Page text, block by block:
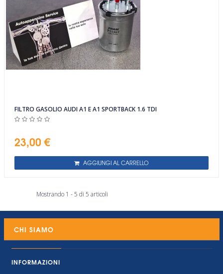
FILTRO GASOLIO AUDI A1 E A1 SPORTBACK 1.6 TDI
23,00 €
AGGIUNGI AL CARRELLO
Mostrando 1 - 5 di 5 articoli
CHI SIAMO
INFORMAZIONI